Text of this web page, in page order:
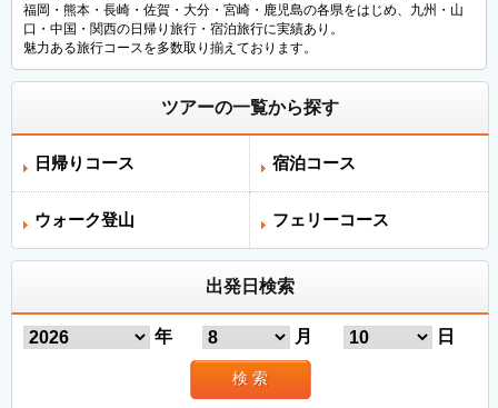
福岡・熊本・長崎・佐賀・大分・宮崎・鹿児島の各県をはじめ、九州・山
口・中国・関西の日帰り旅行・宿泊旅行に実績あり。
魅力ある旅行コースを多数取り揃えております。
ツアーの一覧から探す
日帰りコース 宿泊コース
ウォーク登山 フェリーコース
出発日検索
年 月 日
検 索